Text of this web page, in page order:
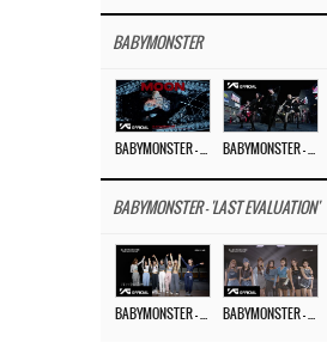
BABYMONSTER
BABYMONSTER - 'LAST EVALUATION'